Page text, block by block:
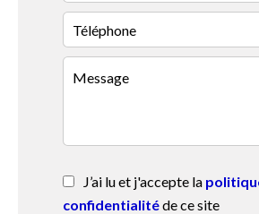
J’ai lu et j'accepte la
confidentialitéde ce site